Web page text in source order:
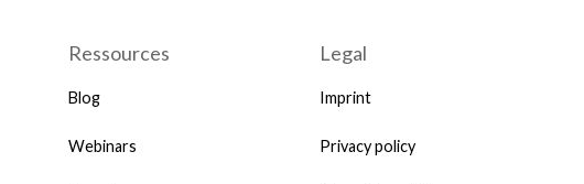
Ressources
Blog
Webinars
Legal
Imprint
Privacy policy